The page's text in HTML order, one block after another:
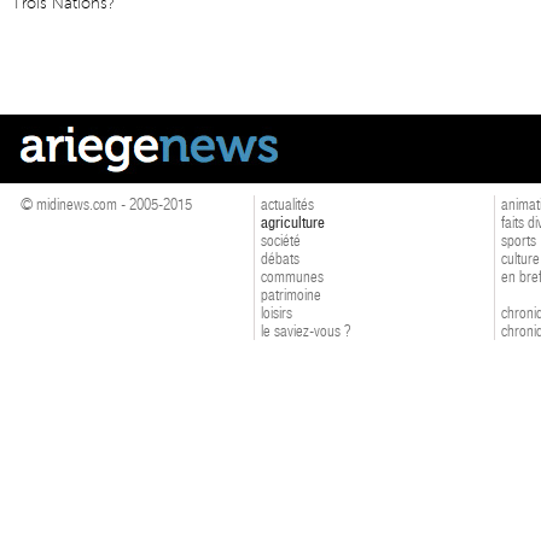
Trois Nations?
© midinews.com - 2005-2015
actualités
agriculture
société
débats
communes
patrimoine
loisirs
le saviez-vous ?
faits
sports
culture
en bref